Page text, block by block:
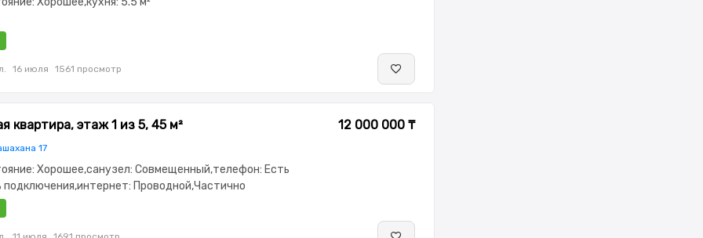
16 июля 1561 просмотр
квартира, этаж 1 из 5, 45 м²
17
12 000 000 ₸
Хорошее,санузел: Совмещенный,телефон: Есть
Проводной,Частично
меблирована,Решетки на